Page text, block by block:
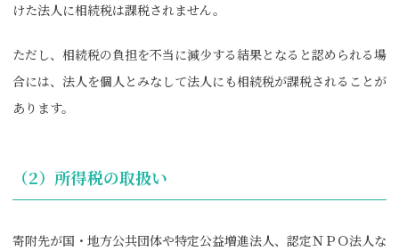
けた法人に相続税は課税されません。
ただし、相続税の負担を不当に減少する結果となると認められる場
合には、法人を個人とみなして法人にも相続税が課税されることが
あります。
（2）所得税の取扱い
寄附先が国・地方公共団体や特定公益増進法人、認定ＮＰＯ法人な